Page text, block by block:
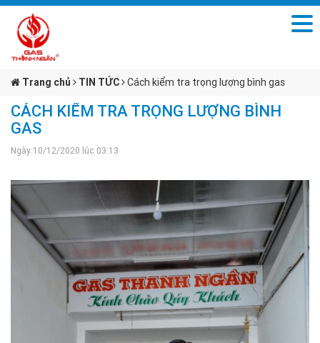
Trang chủ TIN TỨC Cách kiểm tra trọng lượng bình gas
CÁCH KIỂM TRA TRỌNG LƯỢNG BÌNH
GAS
Ngày:10/12/2020 lúc 03:13